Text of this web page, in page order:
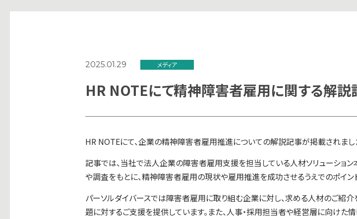
2025.01.29 メディア
HR NOTEにて精神障害者雇用に関する解説
HR NOTEにて、企業の精神障害者雇用推進についての解説記事が掲載されまし
記事では、当社で法人企業の障害者雇用支援を担当している人材ソリューショ
や調査をもとに、精神障害者雇用の現状や雇用推進を成功させるうえでのポイン
パーソルダイバースでは障害者雇用に取り組む企業に対し、求める人材のご紹
題に対するご支援を提供しています。また、人事・採用担当者や経営層に向けた